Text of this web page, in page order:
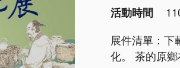
活動時間
展件清單：下載 展覽易讀手冊
化。 茶的原鄉在中國，自古發展迄今，已由原初的解渴藥飲、煎煮點啜，到